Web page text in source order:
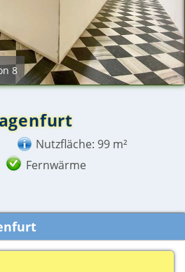
8
Nutzfläche: 99 m²
Fernwärme